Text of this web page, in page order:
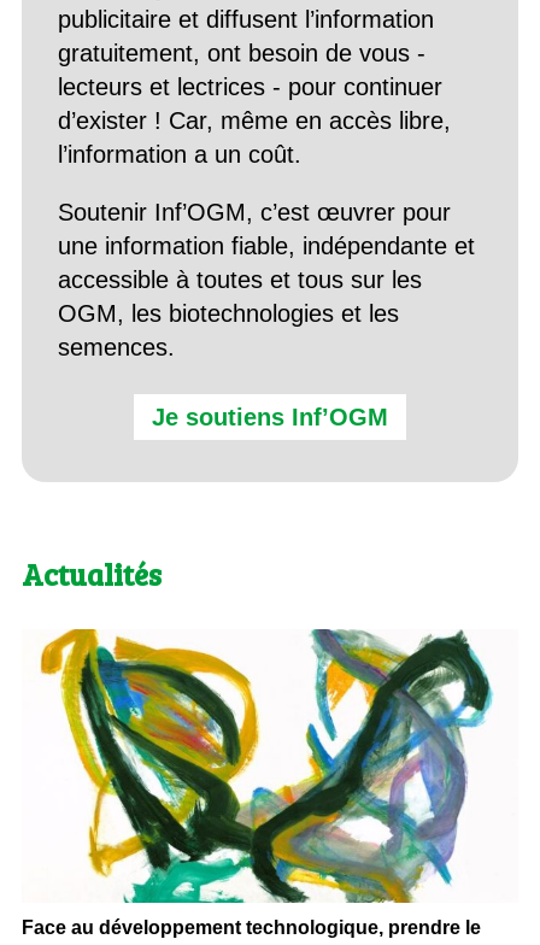
publicitaire et diffusent l’information
gratuitement, ont besoin de vous -
lecteurs et lectrices - pour continuer
d’exister ! Car, même en accès libre,
l’information a un coût.
Soutenir Inf’OGM, c’est œuvrer pour
une information fiable, indépendante et
accessible à toutes et tous sur les
OGM, les biotechnologies et les
semences.
Je soutiens Inf’OGM
Actualités
Face au développement technologique, prendre le